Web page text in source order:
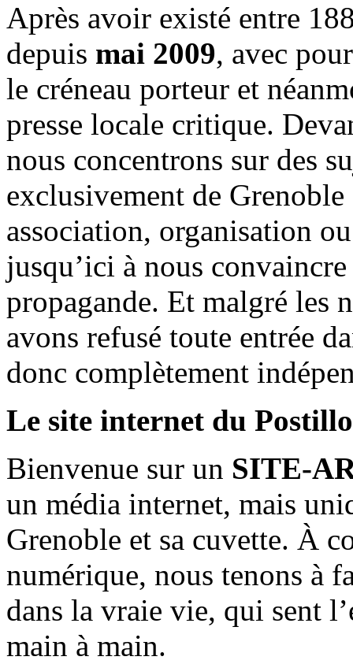
Après avoir existé entre
depuis mai 2009, avec
le créneau porteur et
presse locale critique.
nous concentrons sur des
exclusivement de
association, organisation
jusqu’ici à nous
propagande. Et malgré les
avons refusé toute entrée
donc complètement
Le site internet du
Bienvenue sur un SITE-
un média internet, mais
Grenoble et sa cuvette. À
numérique, nous tenons à
dans la vraie vie, qui sent
main à main.